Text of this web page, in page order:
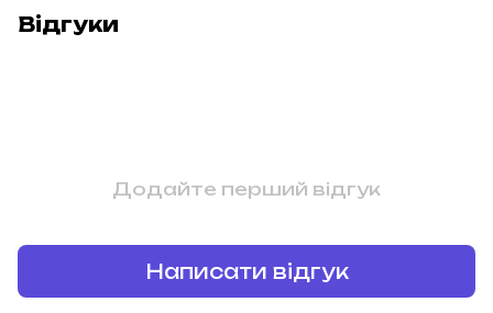
Відгуки
Додайте перший відгук
Написати відгук